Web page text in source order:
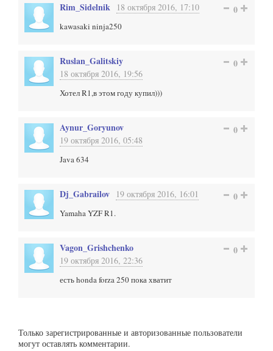
Rim_Sidelnik 18 октября 2016, 17:10 0
kawasaki ninja250
Ruslan_Galitskiy
18 октября 2016, 19:56
0
Хотел R1,в этом году купил)))
Aynur_Goryunov
19 октября 2016, 05:48
0
Java 634
Dj_Gabrailov 19 октября 2016, 16:01 0
Yamaha YZF R1.
Vagon_Grishchenko
19 октября 2016, 22:36
0
есть honda forza 250 пока хватит
Только зарегистрированные и авторизованные пользователи
могут оставлять комментарии.